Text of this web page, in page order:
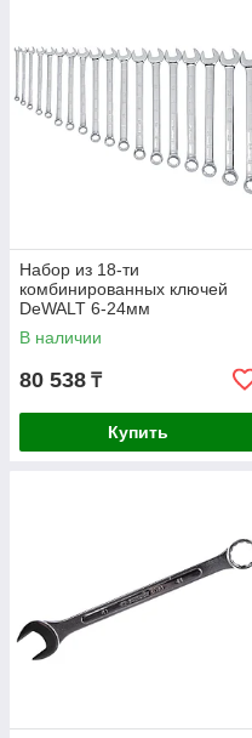
Набор из 18-ти
комбинированных ключей
DeWALT 6-24мм
DWMT19237-1
В наличии
80 538 ₸
Купить